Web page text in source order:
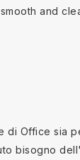
and
di Office sia
bisogno